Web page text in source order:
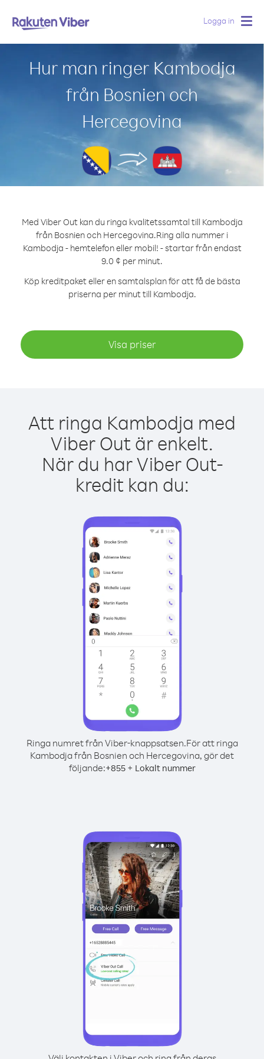
Logga in
Hur man ringer Kambodja
från Bosnien och
Hercegovina
Med Viber Out kan du ringa kvalitetssamtal till Kambodja
från Bosnien och Hercegovina.Ring alla nummer i
Kambodja - hemtelefon eller mobil! - startar från endast
9.0 ¢ per minut.
Köp kreditpaket eller en samtalsplan för att få de bästa
priserna per minut till Kambodja.
Visa priser
Att ringa Kambodja med
Viber Out är enkelt.
När du har Viber Out-
kredit kan du:
Ringa numret från Viber-knappsatsen.För att ringa
Kambodja från Bosnien och Hercegovina, gör det
följande:+855+ Lokalt nummer